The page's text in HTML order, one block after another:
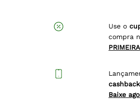
Use o
compra
cashback
Baixe